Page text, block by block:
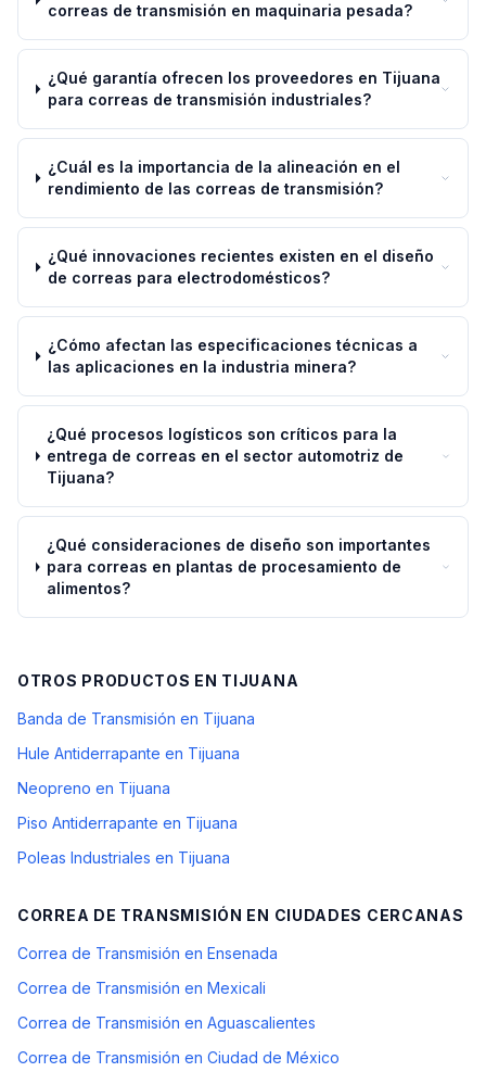
correas de transmisión en maquinaria pesada?
¿Qué garantía ofrecen los proveedores en Tijuana
para correas de transmisión industriales?
¿Cuál es la importancia de la alineación en el
rendimiento de las correas de transmisión?
¿Qué innovaciones recientes existen en el diseño
de correas para electrodomésticos?
¿Cómo afectan las especificaciones técnicas a
las aplicaciones en la industria minera?
¿Qué procesos logísticos son críticos para la
entrega de correas en el sector automotriz de
Tijuana?
¿Qué consideraciones de diseño son importantes
para correas en plantas de procesamiento de
alimentos?
OTROS PRODUCTOS EN TIJUANA
Banda de Transmisión en Tijuana
Hule Antiderrapante en Tijuana
Neopreno en Tijuana
Piso Antiderrapante en Tijuana
Poleas Industriales en Tijuana
CORREA DE TRANSMISIÓN EN CIUDADES CERCANAS
Correa de Transmisión en Ensenada
Correa de Transmisión en Mexicali
Correa de Transmisión en Aguascalientes
Correa de Transmisión en Ciudad de México